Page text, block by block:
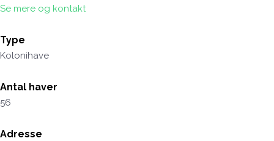
Se mere og kontakt
Type
Kolonihave
Antal haver
56
Adresse